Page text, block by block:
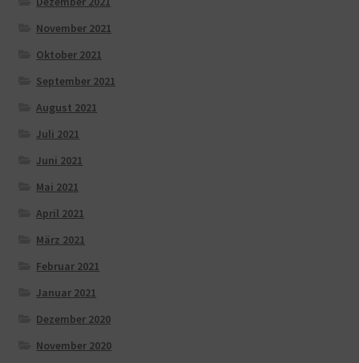
November 2021
Oktober 2021
September 2021
August 2021
Juli 2021
Juni 2021
Mai 2021
April 2021
März 2021
Februar 2021
Januar 2021
Dezember 2020
November 2020